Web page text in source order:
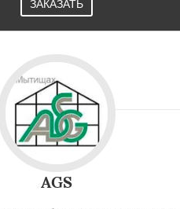
ЗАКАЗАТЬ
AGS